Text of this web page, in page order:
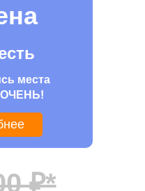
места
ОЧЕНЬ!
₽*